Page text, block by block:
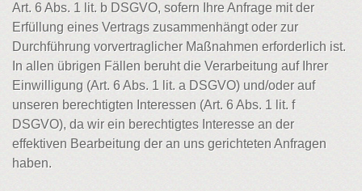
Art. 6 Abs. 1 lit. b DSGVO, sofern Ihre Anfrage mit der
Erfüllung eines Vertrags zusammenhängt oder zur
Durchführung vorvertraglicher Maßnahmen erforderlich ist.
In allen übrigen Fällen beruht die Verarbeitung auf Ihrer
Einwilligung (Art. 6 Abs. 1 lit. a DSGVO) und/oder auf
unseren berechtigten Interessen (Art. 6 Abs. 1 lit. f
DSGVO), da wir ein berechtigtes Interesse an der
effektiven Bearbeitung der an uns gerichteten Anfragen
haben.